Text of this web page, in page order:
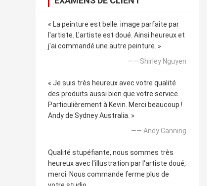
« La peinture est belle. image parfaite par
l'artiste. L'artiste est doué. Ainsi heureux et
j'ai commandé une autre peinture. »
—— Shirley Nguyen
« Je suis très heureux avec votre qualité
des produits aussi bien que votre service.
Particulièrement à Kevin. Merci beaucoup !
Andy de Sydney Australia. »
—— Andy Canning
Qualité stupéfiante, nous sommes très
heureux avec l'illustration par l'artiste doué,
merci. Nous commande ferme plus de